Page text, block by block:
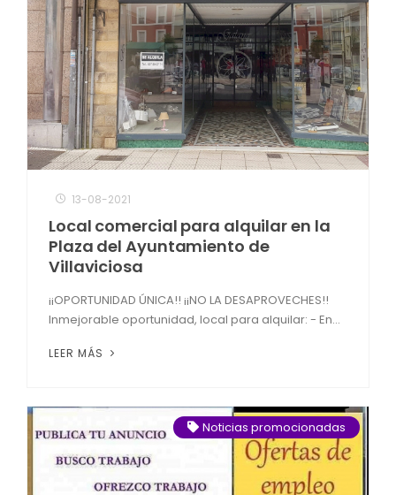
13-08-2021
Local comercial para alquilar en la
Plaza del Ayuntamiento de
Villaviciosa
¡¡OPORTUNIDAD ÚNICA!! ¡¡NO LA DESAPROVECHES!!
Inmejorable oportunidad, local para alquilar: - En...
LEER MÁS
Noticias promocionadas